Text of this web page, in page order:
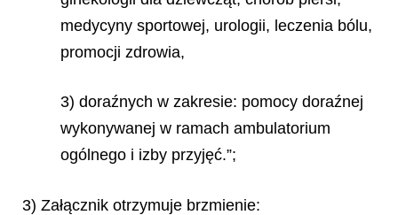
medycyny sportowej, urologii, leczenia bólu,
promocji zdrowia,
3) doraźnych w zakresie: pomocy doraźnej
wykonywanej w ramach ambulatorium
ogólnego i izby przyjęć.”;
3) Załącznik otrzymuje brzmienie: